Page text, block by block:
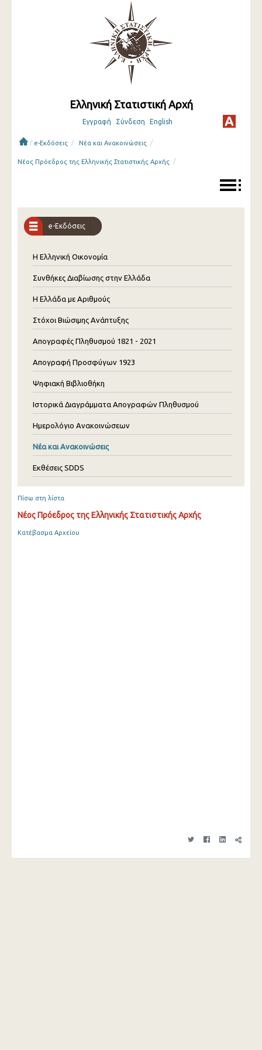
Ελληνική Στατιστική Αρχή
Εγγραφή Σύνδεση English
/ e-Εκδόσεις / Νέα και Ανακοινώσεις /
Νέος Πρόεδρος της Ελληνικής Στατιστικής Αρχής /
e-Εκδόσεις
Η Ελληνική Οικονομία
Συνθήκες Διαβίωσης στην Ελλάδα
Η Ελλάδα με Αριθμούς
Στόχοι Βιώσιμης Ανάπτυξης
Απογραφές Πληθυσμού 1821 - 2021
Απογραφή Προσφύγων 1923
Ψηφιακή Βιβλιοθήκη
Ιστορικά Διαγράμματα Απογραφών Πληθυσμού
Ημερολόγιο Ανακοινώσεων
Νέα και Ανακοινώσεις
Εκθέσεις SDDS
Πίσω στη λίστα
Νέος Πρόεδρος της Ελληνικής Στατιστικής Αρχής
Κατέβασμα Αρχείου